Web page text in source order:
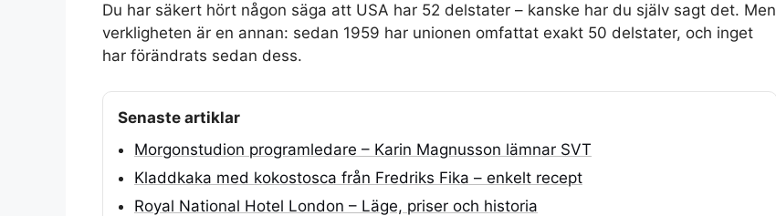
Du har säkert hört någon säga att USA har 52 delstater – kanske har du själv sagt det. Men
verkligheten är en annan: sedan 1959 har unionen omfattat exakt 50 delstater, och inget
har förändrats sedan dess.
Senaste artiklar
Morgonstudion programledare – Karin Magnusson lämnar SVT
Kladdkaka med kokostosca från Fredriks Fika – enkelt recept
Royal National Hotel London – Läge, priser och historia